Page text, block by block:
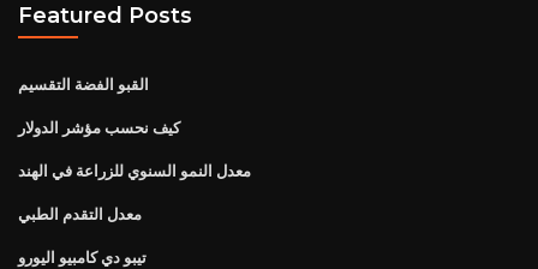
Featured Posts
القبو الفضة التقسيم
كيف نحسب مؤشر الدولار
معدل النمو السنوي للزراعة في الهند
معدل التقدم الطبي
تيبو دي كامبيو اليورو